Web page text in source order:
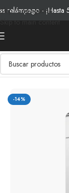
Skip to navigation
Skip to main content
- ¡Hasta
Inicio/Productos/
-14%